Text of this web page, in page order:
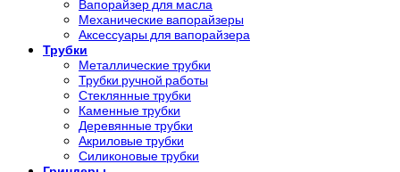
Вапорайзер для масла
Механические вапорайзеры
Аксессуары для вапорайзера
Трубки
Металлические трубки
Трубки ручной работы
Стеклянные трубки
Каменные трубки
Деревянные трубки
Акриловые трубки
Силиконовые трубки